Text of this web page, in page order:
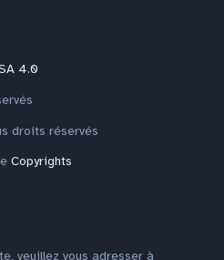
4.0
droits réservés
Copyrights
veuillez vous adresser à